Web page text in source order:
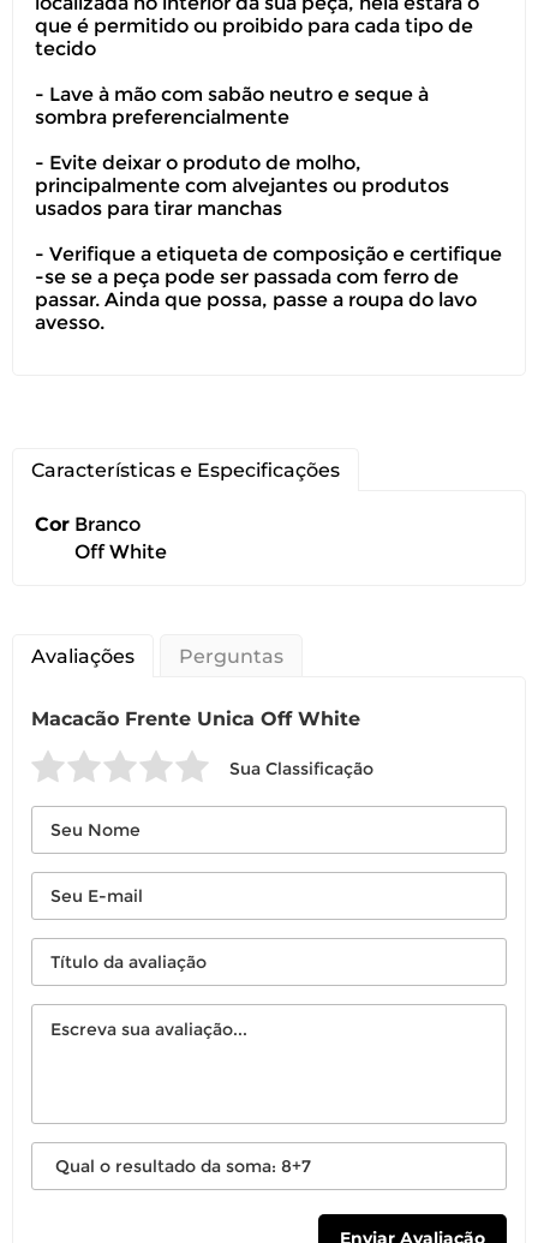
produto gratuitamente.
Você possui até 07 dias corridos, após o
recebimento do produto, para solicitar
a troca ou devolução caso seu produto
É importante revisar aspolíticas de
devolução.
que é permitido ou proibido para cada tipo de
tecido
- Lave à mão com sabão neutro e seque à
sombra preferencialmente
- Evite deixar o produto de molho,
principalmente com alvejantes ou produtos
usados para tirar manchas
- Verifique a etiqueta de composição e certifique
-se se a peça pode ser passada com ferro de
passar. Ainda que possa, passe a roupa do lavo
avesso.
Características e Especificações
Cor Branco
Off White
Avaliações Perguntas
Macacão Frente Unica Off White
Sua Classificação